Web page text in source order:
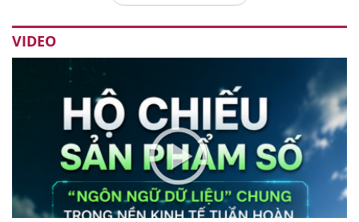
VIDEO